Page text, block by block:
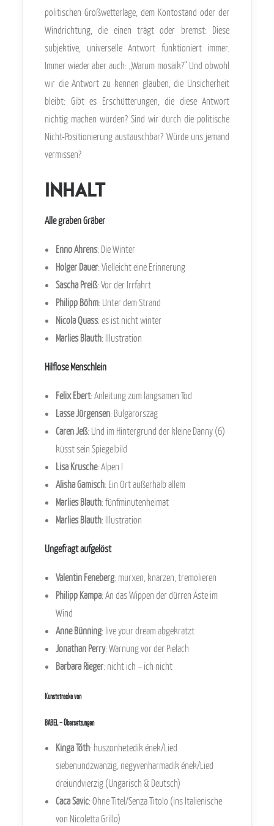
politischen Großwetterlage, dem Kontostand oder der
Windrichtung, die einen trägt oder bremst: Diese
subjektive, universelle Antwort funktioniert immer.
Immer wieder aber auch: „Warum mosaik?“ Und obwohl
wir die Antwort zu kennen glauben, die Unsicherheit
bleibt: Gibt es Erschütterungen, die diese Antwort
nichtig machen würden? Sind wir durch die politische
Nicht-Positionierung austauschbar? Würde uns jemand
vermissen?
Inhalt
Alle graben Gräber
Enno Ahrens: Die Winter
Holger Dauer: Vielleicht eine Erinnerung
Sascha Preiß: Vor der Irrfahrt
Philipp Böhm: Unter dem Strand
Nicola Quass: es ist nicht winter
Marlies Blauth: Illustration
Hilflose Menschlein
Felix Ebert: Anleitung zum langsamen Tod
Lasse Jürgensen: Bulgarorszag
Caren Jeß: Und im Hintergrund der kleine Danny (6)
küsst sein Spiegelbild
Lisa Krusche: Alpen I
Alisha Gamisch: Ein Ort außerhalb allem
Marlies Blauth: fünfminutenheimat
Marlies Blauth: Illustration
Ungefragt aufgelöst
Valentin Feneberg: murxen, knarzen, tremolieren
Philipp Kampa: An das Wippen der dürren Äste im
Wind
Anne Bünning: live your dream abgekratzt
Jonathan Perry: Warnung vor der Pielach
Barbara Rieger: nicht ich – ich nicht
Kunststrecke von
BABEL – Übersetzungen
Kinga Tóth: huszonhetedik ének/Lied
siebenundzwanzig, negyvenharmadik ének/Lied
dreiundvierzig (Ungarisch & Deutsch)
Caca Savic: Ohne Titel/Senza Titolo (ins Italienische
von Nicoletta Grillo)